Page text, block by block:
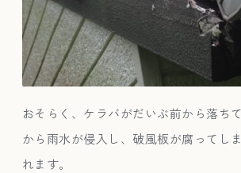
おそらく、ケラバがだいぶ前から落ち
から雨水が侵入し、破風板が腐ってし
れます。